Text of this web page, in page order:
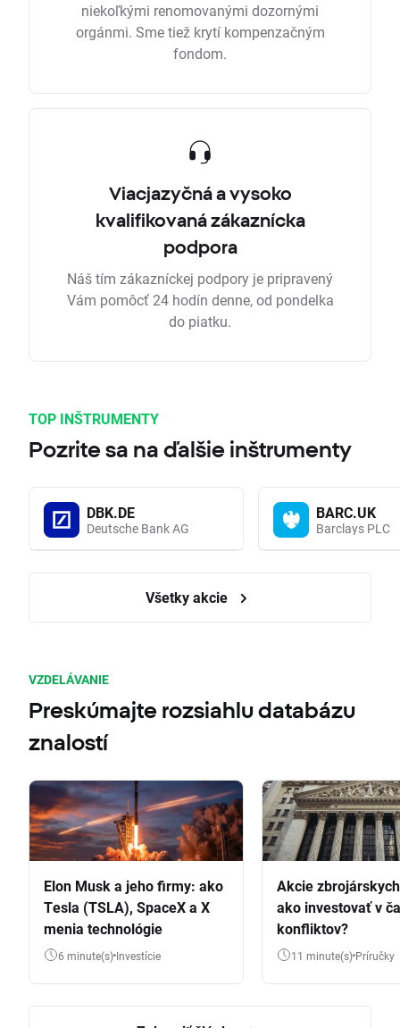
niekoľkými renomovanými dozornými
orgánmi. Sme tiež krytí kompenzačným
fondom.
Viacjazyčná a vysoko
kvalifikovaná zákaznícka
podpora
Náš tím zákazníckej podpory je pripravený
Vám pomôcť 24 hodín denne, od pondelka
do piatku.
TOP INŠTRUMENTY
Pozrite sa na ďalšie inštrumenty
DBK.DE
Deutsche Bank AG
BARC.UK
Barclays PLC
Všetky akcie
VZDELÁVANIE
Preskúmajte rozsiahlu databázu
znalostí
Elon Musk a jeho firmy: ako
Tesla (TSLA), SpaceX a X
menia technológie
6 minute(s) Investície
Akcie
ako investovať v
konfliktov?
11 minute(s) Príručky